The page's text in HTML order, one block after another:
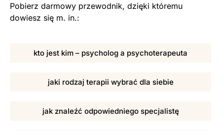
Pobierz darmowy przewodnik, dzięki któremu
dowiesz się m. in.:
kto jest kim – psycholog a psychoterapeuta
jaki rodzaj terapii wybrać dla siebie
jak znaleźć odpowiedniego specjalistę